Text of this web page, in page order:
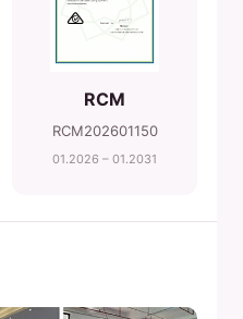
RCM
RCM202601150
01.2026 – 01.2031